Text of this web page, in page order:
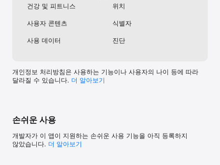
건강 및 피트니스
위치
사용자 콘텐츠 식별자
사용 데이터 진단
개인정보 처리방침은 사용하는 기능이나 사용자의 나이 등에 따라
달라질 수 있습니다. 더 알⁠아⁠보⁠기
손쉬운 사용
개발자가 이 앱이 지원하는 손쉬운 사용 기능을 아직 등록하지
않았습니다. 더 알아보기